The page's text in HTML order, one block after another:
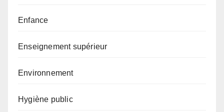
Enfance
Enseignement supérieur
Environnement
Hygiène public